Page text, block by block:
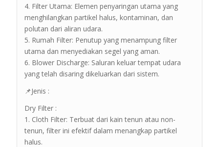
4. Filter Utama: Elemen penyaringan utama yang
menghilangkan partikel halus, kontaminan, dan
polutan dari aliran udara.
5. Rumah Filter: Penutup yang menampung filter
utama dan menyediakan segel yang aman.
6. Blower Discharge: Saluran keluar tempat udara
yang telah disaring dikeluarkan dari sistem.
📌Jenis :
Dry Filter :
1. Cloth Filter: Terbuat dari kain tenun atau non-
tenun, filter ini efektif dalam menangkap partikel
halus.